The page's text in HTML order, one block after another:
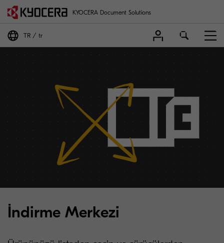
KYOCERA Document Solutions
TR tr
İndirme Merkezi